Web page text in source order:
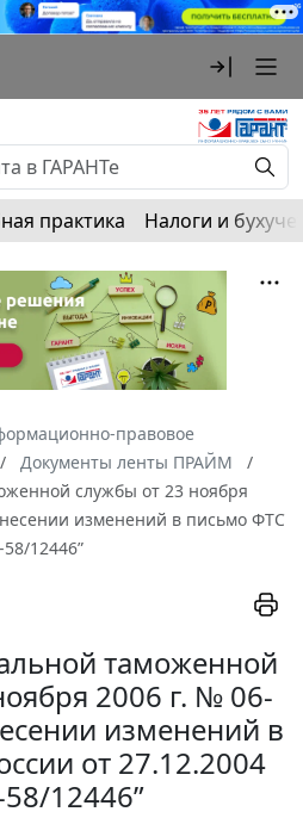
практика Налоги и
правовое
Документы ленты ПРАЙМ
службы от 23 ноября
изменений в письмо ФТС
12446”
таможенной
2006 г. № 06-
изменений в
от 27.12.2004
12446”